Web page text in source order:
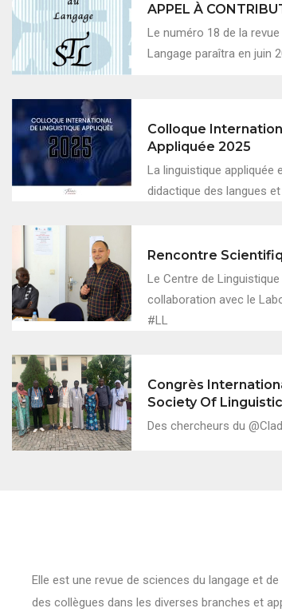
APPEL À
Le numéro 18 de la
Langage paraîtra en juin
Colloque
Appliquée 2025
La linguistique appliquée
didactique des langues
Rencontre
Le Centre de
collaboration avec le
#LL
Congrès
Society Of
Des chercheurs du
Elle est une revue de sciences du langage et
des collègues dans les diverses branches et